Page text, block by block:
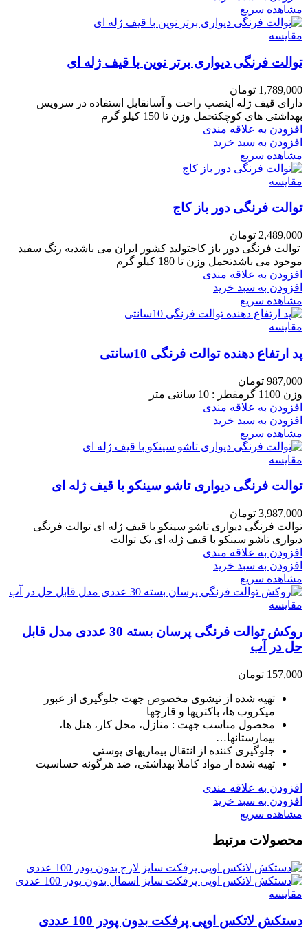
مشاهده سریع
مقایسه
توالت فرنگی دیواری برتر نوین با قیف ژله ای
1,789,000 تومان
دارای قیف ژله اینصب راحت و آسانقابل استفاده در سرویس
بهداشتی های کوچکتحمل وزن تا 150 کیلو گرم
افزودن به علاقه مندی
افزودن به سبد خرید
مشاهده سریع
مقایسه
توالت فرنگی دور باز کاج
2,489,000 تومان
توالت فرنگی دور باز کاجتولید کشور ایران می باشدبه رنگ سفید
موجود می باشدتحمل وزن تا 180 کیلو گرم
افزودن به علاقه مندی
افزودن به سبد خرید
مشاهده سریع
مقایسه
پد ارتفاع دهنده توالت فرنگی 10سانتی
987,000 تومان
وزن 1100 گرمقطر : 10 سانتی متر
افزودن به علاقه مندی
افزودن به سبد خرید
مشاهده سریع
مقایسه
توالت فرنگی دیواری تاشو سینکو با قیف ژله ای
3,987,000 تومان
توالت فرنگی دیواری تاشو سینکو با قیف ژله ای توالت فرنگی
دیواری تاشو سینکو با قیف ژله ای یک توالت
افزودن به علاقه مندی
افزودن به سبد خرید
مشاهده سریع
مقایسه
روکش توالت فرنگی پرسان بسته 30 عددی مدل قابل
حل در آب
157,000 تومان
تهیه شده از تیشوی مخصوص جهت جلوگیری از عبور
میکروب ها، باکتریها و قارچها
محصول مناسب جهت : منازل، محل کار، هتل ها،
بیمارستانها…
جلوگیری کننده از انتقال بیماریهای پوستی
تهیه شده از مواد کاملا بهداشتی، ضد هرگونه حساسیت
افزودن به علاقه مندی
افزودن به سبد خرید
مشاهده سریع
محصولات مرتبط
مقایسه
دستکش لاتکس اوپی پرفکت بدون پودر 100 عددی